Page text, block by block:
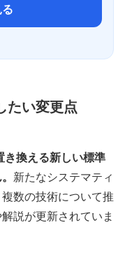
たい変更点
換える新しい標準
新たなシステマティ
数の技術について推
説が更新されていま